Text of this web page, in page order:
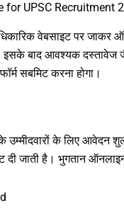
for UPSC Recruitment
वेबसाइट पर
इसके बाद आवश्यक
सबमिट करना होगा।
उम्मीदवारों के लिए आवेदन
दी जाती है। भुगतान